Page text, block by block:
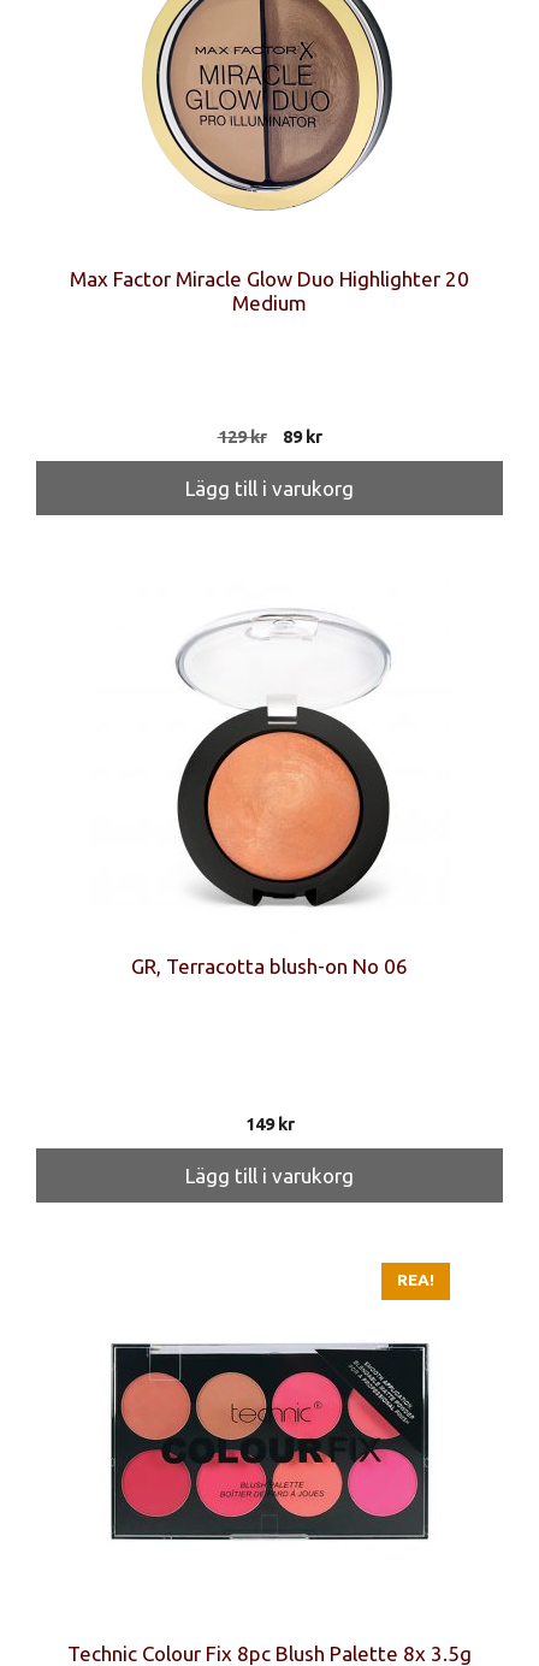
Max Factor Miracle Glow Duo Highlighter 20
Medium
129kr
Det
ursprungliga
priset
var:
89krDet
nuvarande
priset
är:
Lägg till i varukorg
GR, Terracotta blush-on No 06
149kr
Lägg till i varukorg
REA!
Technic Colour Fix 8pc Blush Palette 8x 3.5g